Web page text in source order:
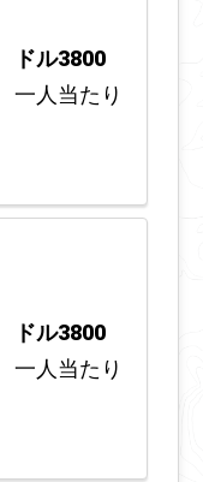
ドル3800
一人当たり
ドル3800
一人当たり